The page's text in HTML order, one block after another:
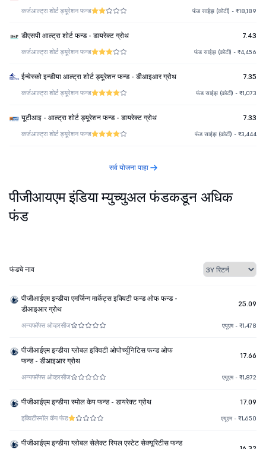
कर्जआल्ट्रा शोर्ट ड्यूरेशन फन्ड फंड साईझ (कोटी) - ₹18,189
डीएसपी आल्ट्रा शोर्ट फन्ड - डायरेक्ट ग्रोथ 7.43
कर्जआल्ट्रा शोर्ट ड्यूरेशन फन्ड फंड साईझ (कोटी) - ₹4,456
ईन्वेस्को इन्डीया आल्ट्रा शोर्ट ड्यूरेशन फन्ड - डीआइआर ग्रोथ 7.35
कर्जआल्ट्रा शोर्ट ड्यूरेशन फन्ड फंड साईझ (कोटी) - ₹1,073
यूटीआइ - आल्ट्रा शोर्ट ड्यूरेशन फन्ड - डायरेक्ट ग्रोथ 7.33
कर्जआल्ट्रा शोर्ट ड्यूरेशन फन्ड फंड साईझ (कोटी) - ₹3,444
सर्व योजना पाहा
पीजीआयएम इंडिया म्युच्युअल फंडकडून अधिक
फंड
फंडचे नाव
पीजीआईएम इन्डीया एमर्जिन्ग मार्केट्स इक्विटी फन्ड ओफ फन्ड -
डीआइआर ग्रोथ
25.09
अन्यफॉफ्स ओव्हरसीज एयूएम - ₹1,478
पीजीआईएम इन्डीया ग्लोबल इक्विटी ओपोर्च्युनिटिस फन्ड ओफ
फन्ड - डीआइआर ग्रोथ
17.66
अन्यफॉफ्स ओव्हरसीज एयूएम - ₹1,872
पीजीआईएम इन्डीया स्मोल केप फन्ड - डायरेक्ट ग्रोथ 17.09
इक्विटीस्मॉल कॅप फंड एयूएम - ₹1,650
पीजीआईएम इन्डीया ग्लोबल सेलेक्ट रियल एस्टेट सेक्यूरिटीस फन्ड